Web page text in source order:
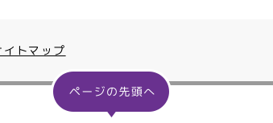
イトマップ